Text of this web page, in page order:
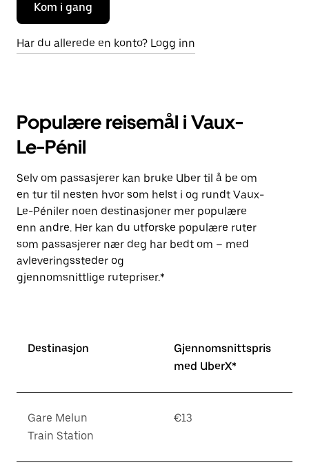
Kom i gang
Har du allerede en konto? Logg inn
Populære reisemål i Vaux-
Le-Pénil
Selv om passasjerer kan bruke Uber til å be om
en tur til nesten hvor som helst i og rundt Vaux-
Le-Péniler noen destinasjoner mer populære
enn andre. Her kan du utforske populære ruter
som passasjerer nær deg har bedt om – med
avleveringssteder og
gjennomsnittlige rutepriser.*
Destinasjon
Gjennomsnittspris
med UberX*
Gare Melun
Train Station
€13